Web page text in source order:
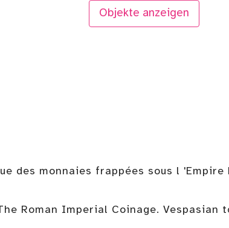
Objekte anzeigen
des monnaies frappées sous l 'Empire
Roman Imperial Coinage. Vespasian